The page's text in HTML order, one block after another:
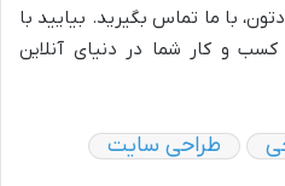
با ما تماس بگیرید. بیایید با
و کار شما در دنیای آنلاین
طراحی سایت